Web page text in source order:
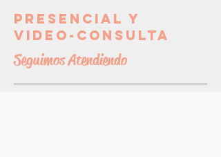
presencial y
video-consulta
Seguimos Atendiendo